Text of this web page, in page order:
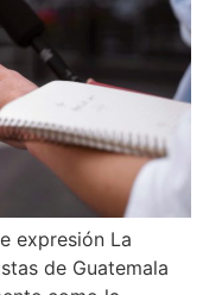
expresión La
de Guatemala